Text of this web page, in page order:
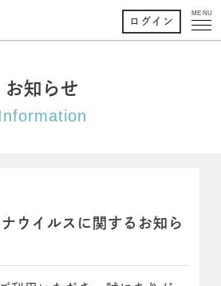
MENU
ログイン
お知らせ
ナウイルスに関するお知ら